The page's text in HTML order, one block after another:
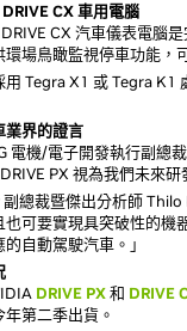
CX 車用電腦
CX 汽車儀表電腦
環場鳥瞰監視停車功能，
用 Tegra X1 或 Tegra K1
業界的證言
電機/電子開發執行副總
PX 視為我們未來研
總裁暨傑出分析師
也可要實現具突破性的機
自動駕駛汽車。」
DRIVE PX和 DRIVE
第二季出貨。